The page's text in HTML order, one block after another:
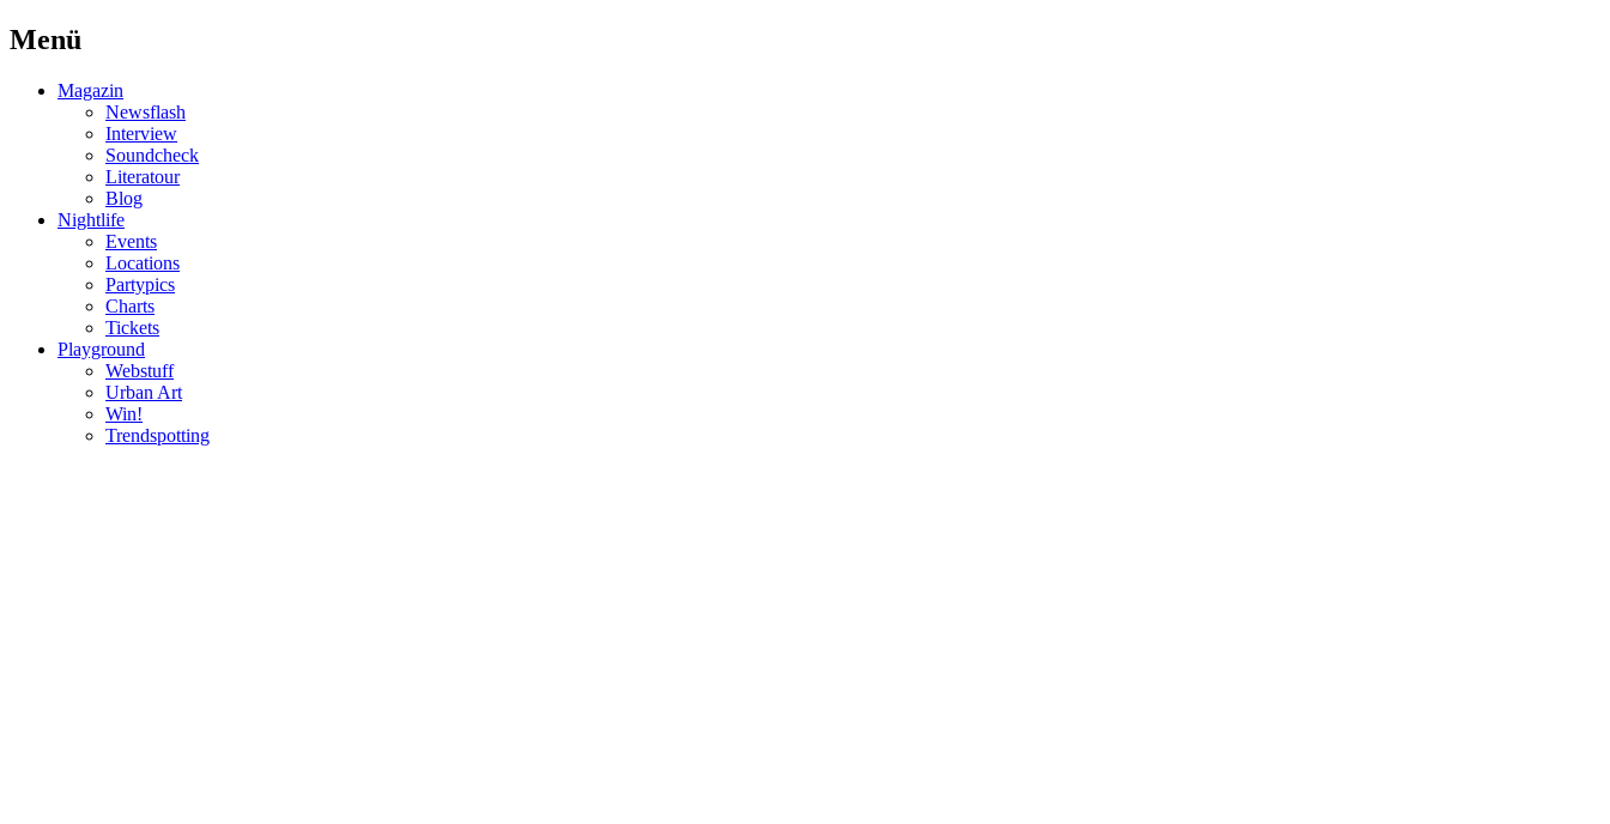
Menü
Magazin
Newsflash
Interview
Soundcheck
Literatour
Blog
Nightlife
Events
Locations
Partypics
Charts
Tickets
Playground
Webstuff
Urban Art
Win!
Trendspotting